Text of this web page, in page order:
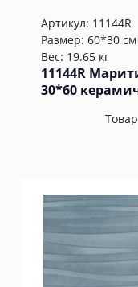
Артикул: 11144R
Размер: 60*30 см
Вес: 19.65 кг
11144R
30*60